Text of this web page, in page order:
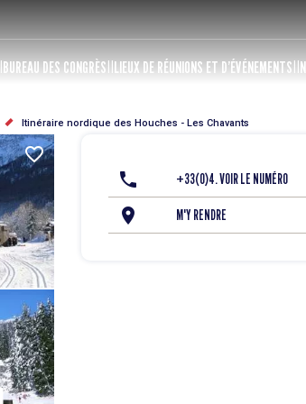
BUREAU DES CONGRÈS LIEUX DE RÉUNIONS ET D’ÉVÉNEMENTS
Itinéraire nordique des Houches - Les Chavants
+33(0)4. VOIR LE NUMÉRO
M'Y RENDRE